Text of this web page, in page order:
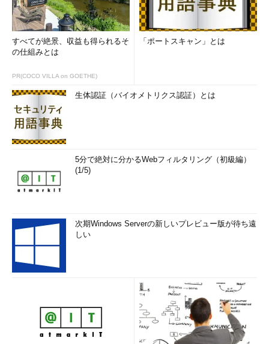
すべてが絶景、収益も得られるそ
の仕組みとは
PR(COCO VILLA on GOETHE)
「ポートスキャン」とは
生体認証（バイオメトリクス認証）とは
5分で絶対に分かるWebフィルタリング（初級編）
(1/5)
次期Windows Serverの新しいプレビュー版が待ち遠
しい